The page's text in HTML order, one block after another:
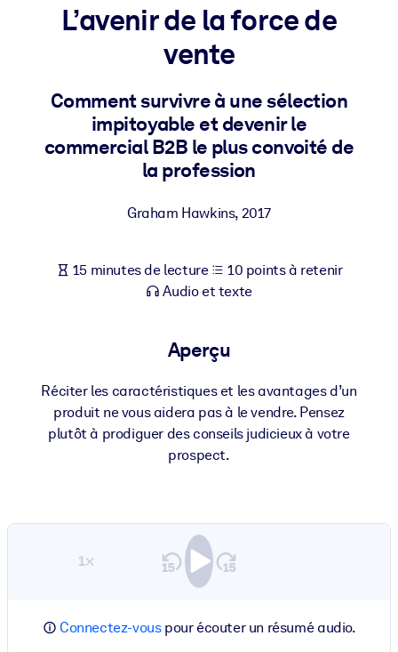
Intégrez des connaissances vérifiées et concises dans votre
LMS/LXP pour de meilleurs résultats d'apprentissage.
Pour bibliothèques d'entreprise
commerciales fiables et prêtes à l'emploi.
Alimentez vos systèmes d'IA avec des connaissances fiables et
structurées pour améliorer les résultats.
L’avenir de la force de
vente
Comment survivre à une sélection
impitoyable et devenir le
commercial B2B le plus convoité de
la profession
Graham Hawkins, 2017
15 minutes de lecture
10 points à retenir
Audio et texte
Aperçu
Réciter les caractéristiques et les avantages d’un
produit ne vous aidera pas à le vendre. Pensez
plutôt à prodiguer des conseils judicieux à votre
prospect.
1×
Connectez-vouspour écouter un résumé audio.